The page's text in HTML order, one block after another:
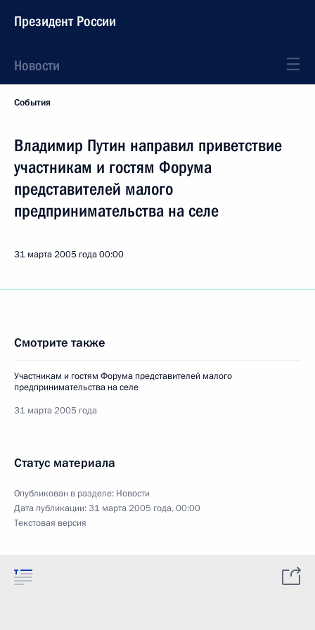
Президент России
Новости
События
Владимир Путин направил приветствие
участникам и гостям Форума
представителей малого
предпринимательства на селе
31 марта 2005 года00:00
Смотрите также
Участникам и гостям Форума представителей малого
предпринимательства на селе
31 марта 2005 года
Статус материала
Опубликован в разделе: Новости
Дата публикации:31 марта 2005 года, 00:00
Текстовая версия